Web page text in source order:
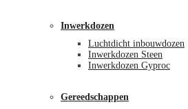
Inwerkdozen
Luchtdicht inbouwdozen
Inwerkdozen Steen
Inwerkdozen Gyproc
Gereedschappen